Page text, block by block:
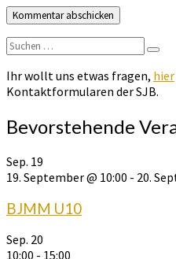
Suchen
nach:
Ihr wollt uns etwas fragen, hier
Kontaktformularen der SJB.
Bevorstehende
Sep. 19
19. September @ 10:00 - 20.
BJMM U10
Sep. 20
10:00 - 15:00